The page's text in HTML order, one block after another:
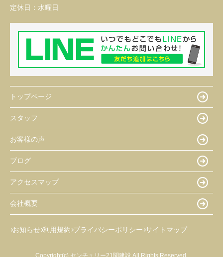
定休日： 水曜日
トップページ
スタッフ
お客様の声
ブログ
アクセスマップ
会社概要
お知らせ 利用規約 プライバシーポリシー サイトマップ
Copyright(c) センチュリー21関建設 All Rights Reserved.